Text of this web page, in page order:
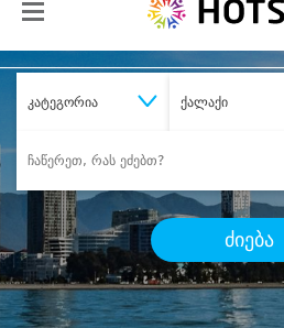
კატეგორია ქალაქი
ძიება
შეიძინესასურველი
დიდი